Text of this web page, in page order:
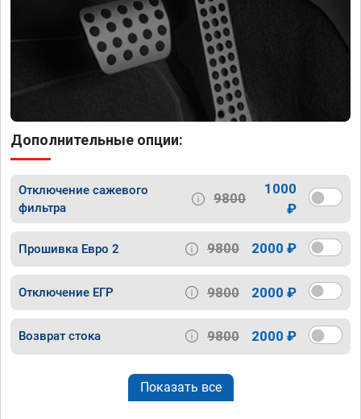
Дополнительные опции:
Отключение сажевого
фильтра
9800
1000
₽
Прошивка Евро 2 9800 2000 ₽
Отключение ЕГР 9800 2000 ₽
Возврат стока 9800 2000 ₽
Показать все